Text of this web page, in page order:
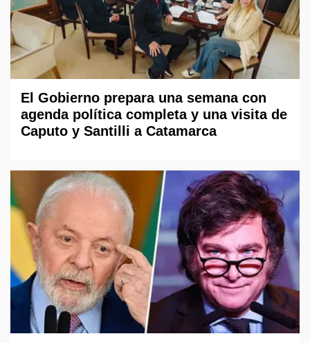
El Gobierno prepara una semana con
agenda política completa y una visita de
Caputo y Santilli a Catamarca